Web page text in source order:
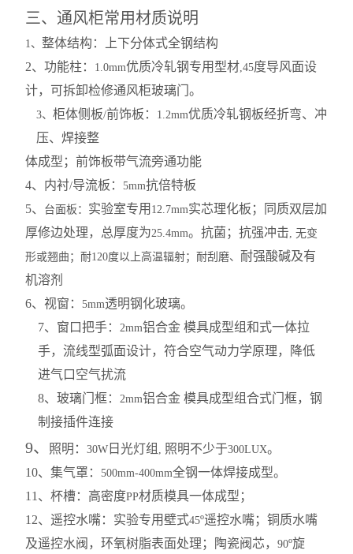
三、通风柜常用材质说明
1、 整体结构：上下分体式全钢结构
2、功能柱： 1.0mm优质冷轧钢专用型材,45度导风面设
计，可拆卸检修通风柜玻璃门。
3、柜体侧板/前饰板： 1.2mm优质冷轧钢板经折弯、冲
压、焊接整
体成型；前饰板带气流旁通功能
4、内衬/导流板：5mm抗倍特板
5、 台面板： 实验室专用 12.7mm实芯理化板；同质双层加
厚修边处理，总厚度为25.4mm。抗菌；抗强冲击,无变
形或翘曲；耐120度以上高温辐射；耐刮磨、 耐强酸碱及有
机溶剂
6、视窗：5mm透明钢化玻璃。
7、窗口把手： 2mm铝合金 模具成型组和式一体拉
手，流线型弧面设计，符合空气动力学原理，降低
进气口空气扰流
8、玻璃门框： 2mm铝合金 模具成型组合式门框，钢
制接插件连接
9、 照明：30W 日光灯组 , 照明不少于300LUX。
10、集气罩：500mm-400mm全钢一体焊接成型。
11 、杯槽：高密度PP材质模具一体成型；
12、遥控水嘴：实验专用壁式45º遥控水嘴；铜质水嘴
及遥控水阀，环氧树脂表面处理；陶瓷阀芯，90º旋